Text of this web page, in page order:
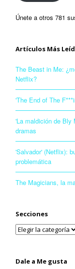
Únete a otros 781
Artículos Más
The Beast in Me:
Netflix?
'The End of The
'La maldición de Bly
dramas
'Salvador' (Netflix):
problemática
The Magicians, la
Secciones
Dale a Me gusta